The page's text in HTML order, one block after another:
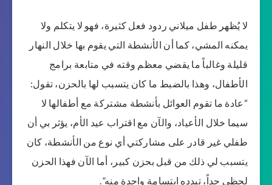
لا يُظهر طفل ميلاني ردود فعل كثيرة، فهو لا يتكلم ولا
يمكنه المشي، كما أن الأنشطة التي يقوم بها خلال النهار
قليلة وغالباً ما يقضي معظم وقته في متابعة برامج
الأطفال، وهذا بالضبط ما كان يتسبب لها بالحزن، تقول:
“عادة ما تقوم العوائل بأنشطة مشتركة مع أطفالها لا
سيما خلال الأعياد، والآن مع اقتراب عيد الأم، يؤثر بي أن
طفلي غير قادر على مشاركتي أي نوع من الأنشطة، كان
يتسبب لي ذلك من قبل بحزن كبير، أما الآن فهذا الحزن
لحظي جداً، تبدده ابتسامة واحدة منه”.